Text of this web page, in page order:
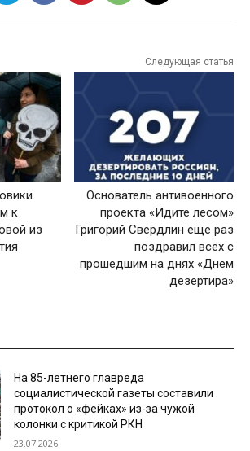
к
из
Следующая статья
Основатель антивоенного
проекта «Идите лесом»
Григорий Свердлин еще раз
поздравил всех с
прошедшим на днях «Днем
дезертира»
На 85-летнего главреда
социалистической газеты составили
протокол о «фейках» из-за чужой
колонки с критикой РКН
23.07.2026